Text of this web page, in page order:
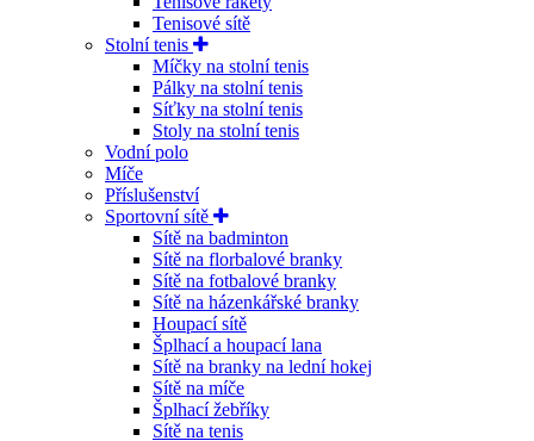
Tenisové sítě
Stolní tenis
Míčky na stolní tenis
Pálky na stolní tenis
Síťky na stolní tenis
Stoly na stolní tenis
Vodní polo
Míče
Příslušenství
Sportovní sítě
Sítě na badminton
Sítě na florbalové branky
Sítě na fotbalové branky
Sítě na házenkářské branky
Houpací sítě
Šplhací a houpací lana
Sítě na branky na lední hokej
Sítě na míče
Šplhací žebříky
Sítě na tenis